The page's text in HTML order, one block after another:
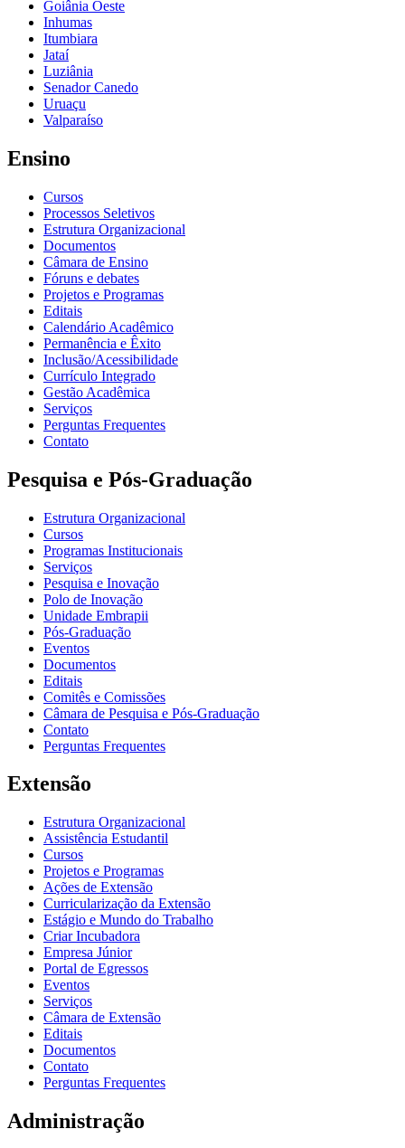
Goiânia Oeste
Inhumas
Itumbiara
Jataí
Luziânia
Senador Canedo
Uruaçu
Valparaíso
Ensino
Cursos
Processos Seletivos
Estrutura Organizacional
Documentos
Câmara de Ensino
Fóruns e debates
Projetos e Programas
Editais
Calendário Acadêmico
Permanência e Êxito
Inclusão/Acessibilidade
Currículo Integrado
Gestão Acadêmica
Serviços
Perguntas Frequentes
Contato
Pesquisa e Pós-Graduação
Estrutura Organizacional
Cursos
Programas Institucionais
Serviços
Pesquisa e Inovação
Polo de Inovação
Unidade Embrapii
Pós-Graduação
Eventos
Documentos
Editais
Comitês e Comissões
Câmara de Pesquisa e Pós-Graduação
Contato
Perguntas Frequentes
Extensão
Estrutura Organizacional
Assistência Estudantil
Cursos
Projetos e Programas
Ações de Extensão
Curricularização da Extensão
Estágio e Mundo do Trabalho
Criar Incubadora
Empresa Júnior
Portal de Egressos
Eventos
Serviços
Câmara de Extensão
Editais
Documentos
Contato
Perguntas Frequentes
Administração